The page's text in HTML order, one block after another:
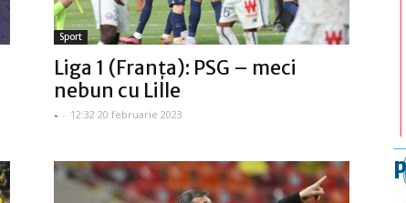
Sport
Liga 1 (Franţa): PSG – meci
nebun cu Lille
- - 12:32 20 februarie 2023